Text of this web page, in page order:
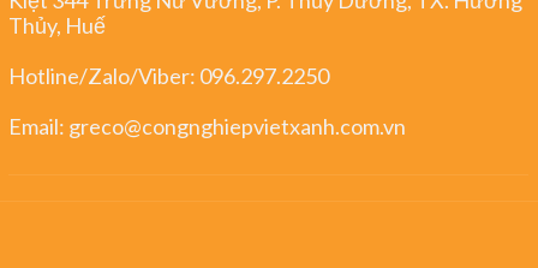
Thủy, Huế
Hotline/Zalo/Viber: 096.297.2250
Email: greco@congnghiepvietxanh.com.vn